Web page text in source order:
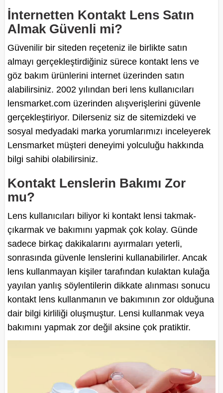
İnternetten Kontakt Lens Satın
Almak Güvenli mi?
Güvenilir bir siteden reçeteniz ile birlikte satın
almayı gerçekleştirdiğiniz sürece kontakt lens ve
göz bakım ürünlerini internet üzerinden satın
alabilirsiniz. 2002 yılından beri lens kullanıcıları
lensmarket.com üzerinden alışverişlerini güvenle
gerçekleştiriyor. Dilerseniz siz de sitemizdeki ve
sosyal medyadaki marka yorumlarımızı inceleyerek
Lensmarket müşteri deneyimi yolculuğu hakkında
bilgi sahibi olabilirsiniz.
Kontakt Lenslerin Bakımı Zor
mu?
Lens kullanıcıları biliyor ki kontakt lensi takmak-
çıkarmak ve bakımını yapmak çok kolay. Günde
sadece birkaç dakikalarını ayırmaları yeterli,
sonrasında güvenle lenslerini kullanabilirler. Ancak
lens kullanmayan kişiler tarafından kulaktan kulağa
yayılan yanlış söylentilerin dikkate alınması sonucu
kontakt lens kullanmanın ve bakımının zor olduğuna
dair bilgi kirliliği oluşmuştur. Lensi kullanmak veya
bakımını yapmak zor değil aksine çok pratiktir.